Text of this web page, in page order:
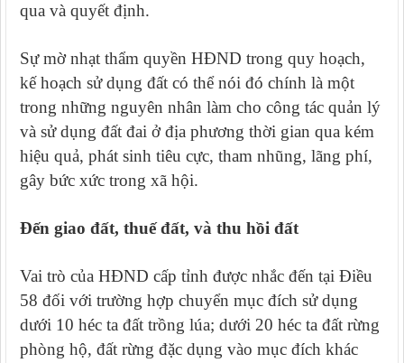
qua và quyết định.
Sự mờ nhạt thẩm quyền HĐND trong quy hoạch,
kế hoạch sử dụng đất có thể nói đó chính là một
trong những nguyên nhân làm cho công tác quản lý
và sử dụng đất đai ở địa phương thời gian qua kém
hiệu quả, phát sinh tiêu cực, tham nhũng, lãng phí,
gây bức xức trong xã hội.
Đến giao đất, thuế đất, và thu hồi đất
Vai trò của HĐND cấp tỉnh được nhắc đến tại Điều
58 đối với trường hợp chuyển mục đích sử dụng
dưới 10 héc ta đất trồng lúa; dưới 20 héc ta đất rừng
phòng hộ, đất rừng đặc dụng vào mục đích khác